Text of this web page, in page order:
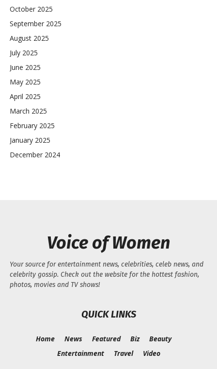
October 2025
September 2025
August 2025
July 2025
June 2025
May 2025
April 2025
March 2025
February 2025
January 2025
December 2024
Voice of Women
Your source for entertainment news, celebrities, celeb news, and
celebrity gossip. Check out the website for the hottest fashion,
photos, movies and TV shows!
QUICK LINKS
Home News Featured Biz
Beauty
Entertainment
Travel Video